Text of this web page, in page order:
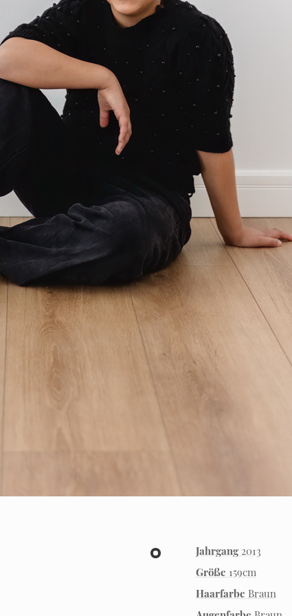
Jahrgang 2013
Größe 159cm
Haarfarbe Braun